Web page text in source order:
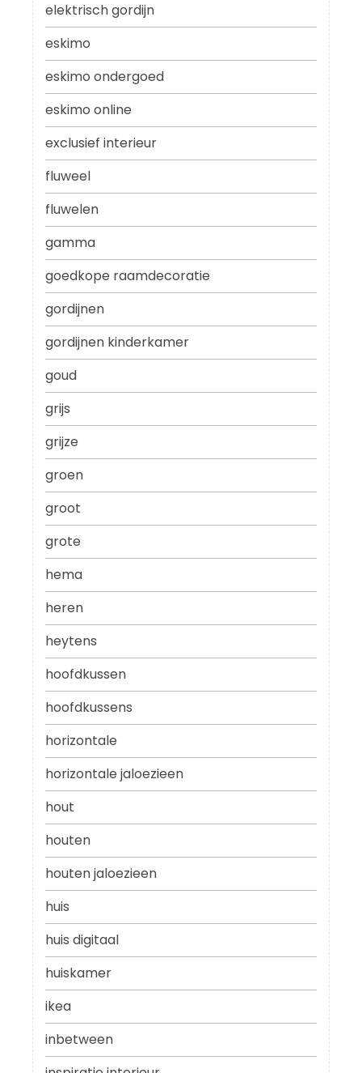
elektrisch gordijn
eskimo
eskimo ondergoed
eskimo online
exclusief interieur
fluweel
fluwelen
gamma
goedkope raamdecoratie
gordijnen
gordijnen kinderkamer
goud
grijs
grijze
groen
groot
grote
hema
heren
heytens
hoofdkussen
hoofdkussens
horizontale
horizontale jaloezieen
hout
houten
houten jaloezieen
huis
huis digitaal
huiskamer
ikea
inbetween